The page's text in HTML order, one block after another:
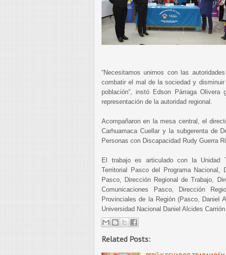
“Necesitamos unirnos con las
combatir el mal de la sociedad y
población”, instó Edson Párraga Olivera
representación de la autoridad regional.
Acompañaron en la mesa central, el
Carhuamaca Cuellar y la subgerenta de
Personas con Discapacidad Rudy Guerra
El trabajo es articulado con la Unidad
Territorial Pasco del Programa Nacional,
Pasco, Dirección Regional de Trabajo,
Comunicaciones Pasco, Dirección
Provinciales de la Región (Pasco, Daniel
Universidad Nacional Daniel Alcides Carrión.
Related Posts: